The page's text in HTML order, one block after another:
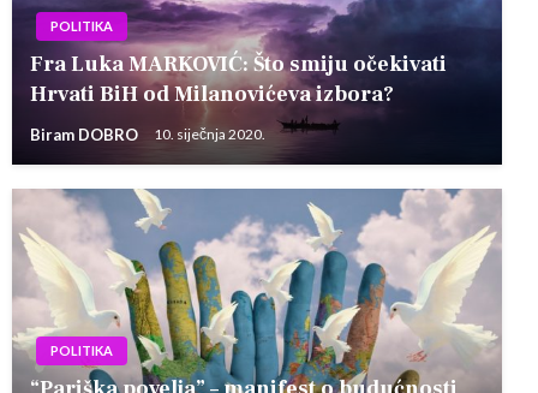
POLITIKA
Fra Luka MARKOVIĆ: Što smiju očekivati
Hrvati BiH od Milanovićeva izbora?
Biram DOBRO 10. siječnja 2020.
POLITIKA